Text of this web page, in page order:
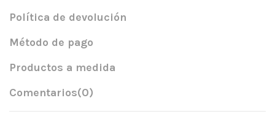
Política de devolución
Método de pago
Productos a medida
Comentarios(0)